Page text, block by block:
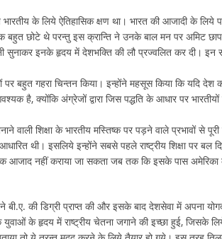
के लिये ऐतिहासिक क्षण था। भारत की आजादी के
बहुत छोटे थे परन्तु इस क्रान्ति ने उनके बाल मन पर अमिट
सुनाकर इनके हृदय में देशभक्ति की लौ प्रज्वलित कर दी। इन
बहुत गहरा चिन्तन किया। इन्होंने महसूस किया कि यदि देश
है, क्योंकि अंग्रेजों द्वारा जिस पद्धति के आधार पर
वाली शिक्षा के भारतीय मस्तिष्क पर पड़ने वाले प्रभावों से पूरी
थी। इसलिये इन्होंने सबसे पहले राष्ट्रीय शिक्षा पर बल
नहीं कराया जा सकता जब तक कि इसके पास अमेरिका की
की डिग्री प्राप्त की और इसके बाद देशसेवा में अपना
के हृदय में राष्ट्रीय चेतना जगाने की इच्छा हुई, जिसके